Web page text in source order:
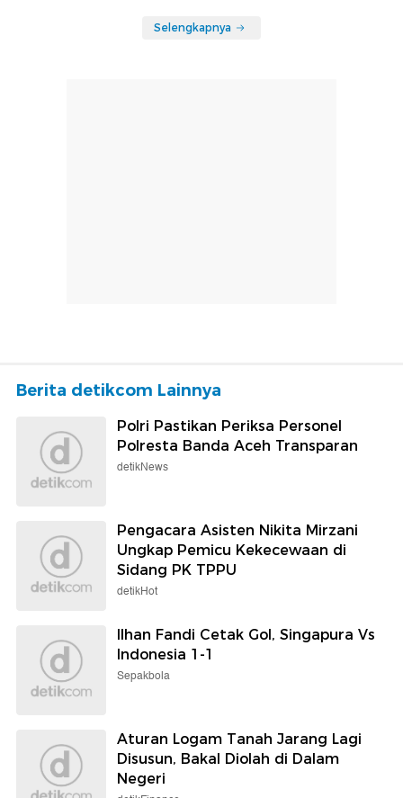
Selengkapnya
Berita detikcom Lainnya
Polri Pastikan Periksa Personel
Polresta Banda Aceh Transparan
detikNews
Pengacara Asisten Nikita Mirzani
Ungkap Pemicu Kekecewaan di
Sidang PK TPPU
detikHot
Ilhan Fandi Cetak Gol, Singapura Vs
Indonesia 1-1
Sepakbola
Aturan Logam Tanah Jarang Lagi
Disusun, Bakal Diolah di Dalam
Negeri